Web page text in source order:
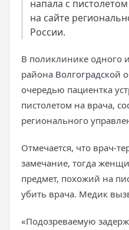
напала с
на сайте
России.
В поликлинике одного
района Волгоградской
очередью пациентка
пистолетом на врача,
регионального
Отмечается, что врач-
замечание, тогда
предмет, похожий на
убить врача. Медик
«Подозреваемую